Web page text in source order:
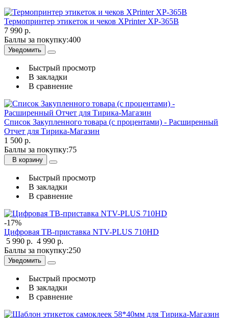
Термопринтер этикеток и чеков XPrinter XP-365B
7 990 р.
Баллы за покупку:400
Уведомить
Быстрый просмотр
В закладки
В сравнение
Список Закупленного товара (с процентами) - Расширенный
Отчет для Тирика-Магазин
1 500 р.
Баллы за покупку:75
В корзину
Быстрый просмотр
В закладки
В сравнение
-17%
Цифровая ТВ-приставка NTV-PLUS 710HD
5 990 р. 4 990 р.
Баллы за покупку:250
Уведомить
Быстрый просмотр
В закладки
В сравнение